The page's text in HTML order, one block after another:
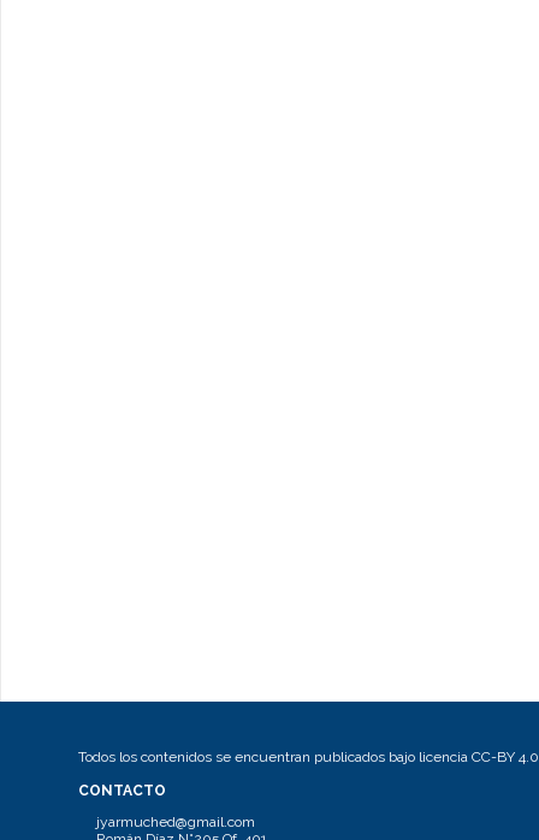
Todos los contenidos se encuentran publicados bajo licencia CC-BY 4.0
CONTACTO
jyarmuched@gmail.com